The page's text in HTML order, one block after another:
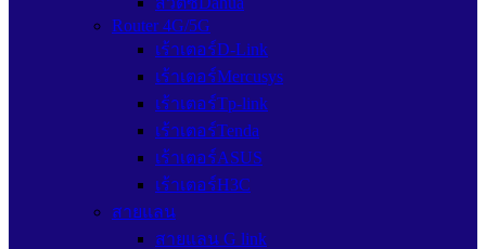
Router 4G/5G
เร้าเตอร์D-Link
เร้าเตอร์Mercusys
เร้าเตอร์Tp-link
เร้าเตอร์Tenda
เร้าเตอร์ASUS
เร้าเตอร์H3C
สายแลน
สายแลน G link